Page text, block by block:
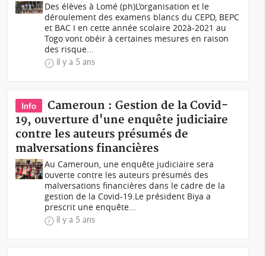
Des élèves à Lomé (ph)L’organisation et le
déroulement des examens blancs du CEPD, BEPC
et BAC I en cette année scolaire 202à-2021 au
Togo vont obéir à certaines mesures en raison
des risque...
il y a 5 ans
Info
Cameroun : Gestion de la Covid-
19, ouverture d'une enquête judiciaire
contre les auteurs présumés de
malversations financières
Au Cameroun, une enquête judiciaire sera
ouverte contre les auteurs présumés des
malversations financières dans le cadre de la
gestion de la Covid-19.Le président Biya a
prescrit une enquête...
il y a 5 ans